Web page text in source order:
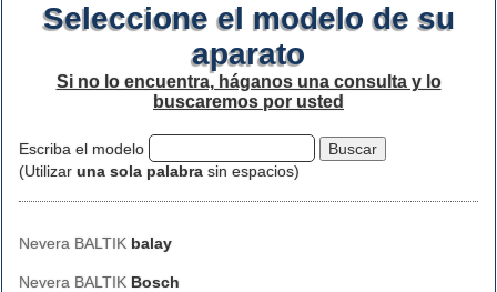
Seleccione el modelo de su
aparato
Si no lo encuentra, háganos una consulta y lo
buscaremos por usted
Escriba el modelo
(Utilizar una sola palabra sin espacios)
Nevera BALTIK balay
Nevera BALTIK Bosch